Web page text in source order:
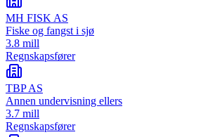
MH FISK AS
Fiske og fangst i sjø
3.8 mill
Regnskapsfører
TBP AS
Annen undervisning ellers
3.7 mill
Regnskapsfører